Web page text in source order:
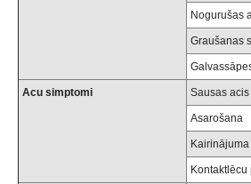
Nogurušas
Graušanas
Acu simptomi Sausas acis
Asarošana